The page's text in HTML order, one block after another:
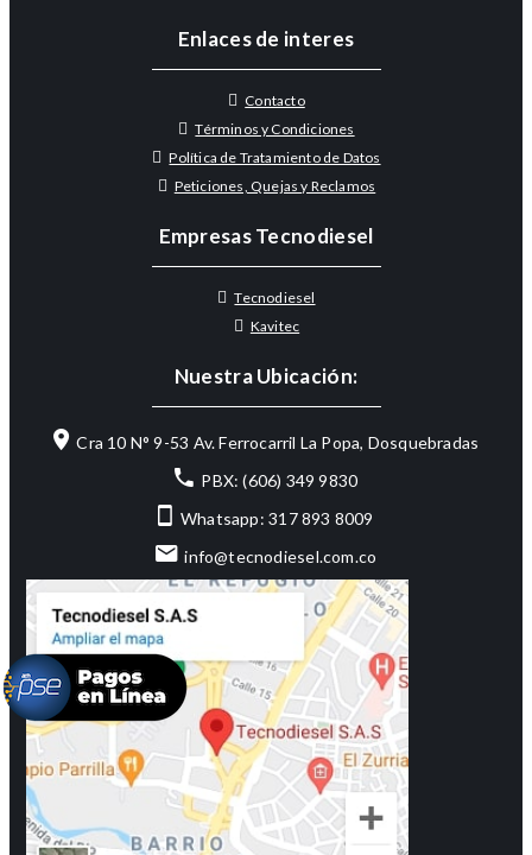
Enlaces de interes
Contacto
Términos y Condiciones
Política de Tratamiento de Datos
Peticiones, Quejas y Reclamos
Empresas Tecnodiesel
Tecnodiesel
Kavitec
Nuestra Ubicación:
Cra 10 N° 9-53 Av. Ferrocarril La Popa, Dosquebradas
PBX: (606) 349 9830
Whatsapp: 317 893 8009
info@tecnodiesel.com.co